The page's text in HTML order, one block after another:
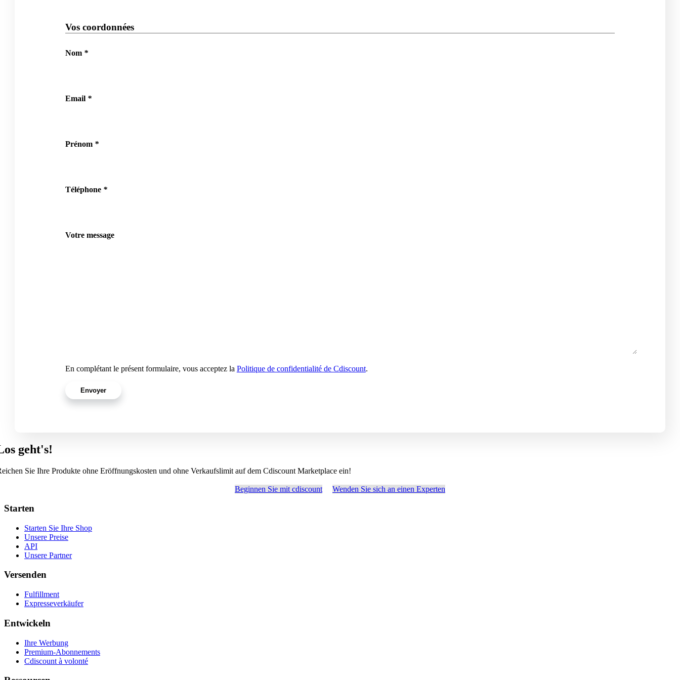
Vos coordonnées
Nom *
Email *
Prénom *
Téléphone *
Votre message
En complétant le présent formulaire, vous acceptez la Politique de confidentialité de Cdiscount.
geht's!
Sie Ihre Produkte ohne Eröffnungskosten und ohne Verkaufslimit auf dem Cdiscount Marketplace ein!
Beginnen Sie mit cdiscount Wenden Sie sich an einen Experten
Starten
Starten Sie Ihre Shop
Unsere Preise
API
Unsere Partner
Versenden
Fulfillment
Expresseverkäufer
Entwickeln
Ihre Werbung
Premium-Abonnements
Cdiscount à volonté